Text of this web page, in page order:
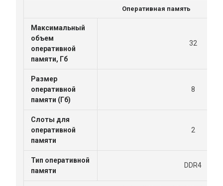
Оперативная память
Максимальный
объем
оперативной
памяти, Гб
32
Размер
оперативной
памяти (Гб)
8
Слоты для
оперативной
памяти
2
Тип оперативной
памяти
DDR4